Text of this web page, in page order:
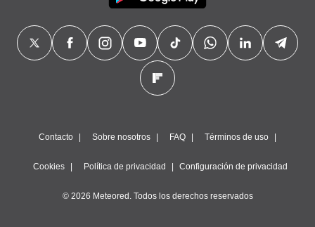
Contacto Sobre nosotros FAQ Términos de uso
Cookies Política de privacidad Configuración de privacidad
© 2026 Meteored. Todos los derechos reservados